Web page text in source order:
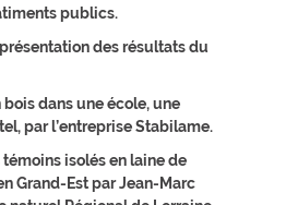
publics.
des résultats du
dans une école, une
par l’entreprise Stabilame.
isolés en laine de
Grand-Est par Jean-Marc